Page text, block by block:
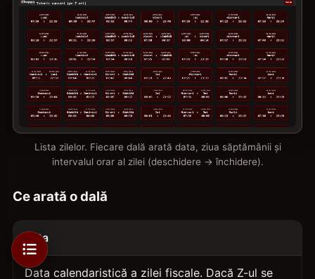
Lista zilelor. Fiecare dală arată data, ziua săptămânii și
intervalul orar al zilei (deschidere → închidere).
Ce arată o dală
Data
Data calendaristică a zilei fiscale. Dacă Z-ul se